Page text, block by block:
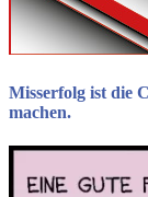
Misserfolg ist die
machen.